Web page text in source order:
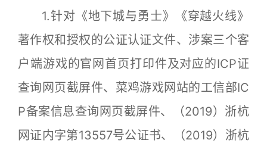
1.针对《地下城与勇士》《穿越火线》
著作权和授权的公证认证文件、涉案三个客
户端游戏的官网首页打印件及对应的ICP证
查询网页截屏件、菜鸡游戏网站的工信部IC
P备案信息查询网页截屏件、（2019）浙杭
网证内字第13557号公证书、（2019）浙杭